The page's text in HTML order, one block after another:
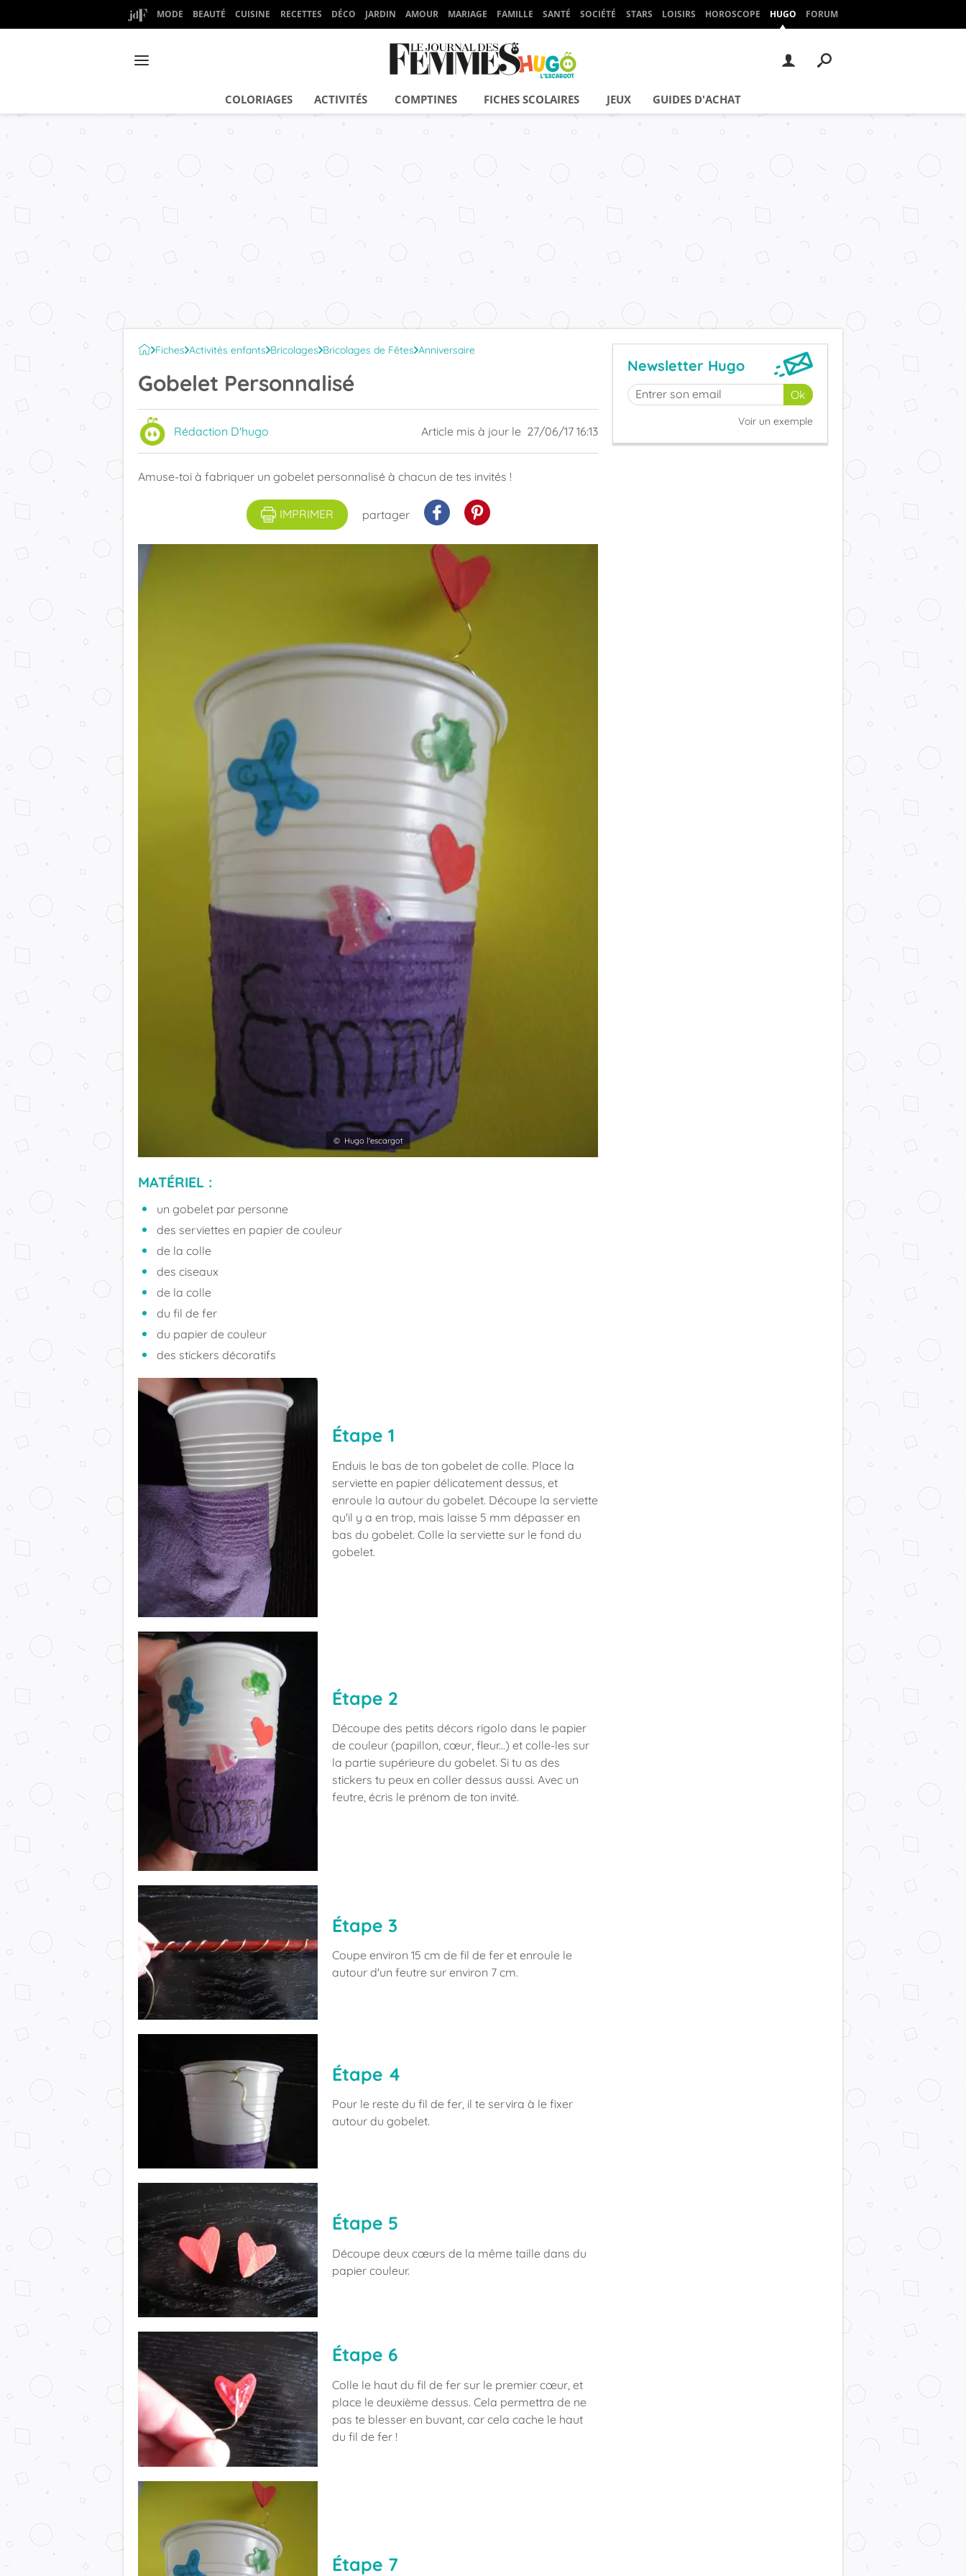
MODE BEAUTÉ CUISINE RECETTES DÉCO JARDIN AMOUR MARIAGE FAMILLE SANTÉ SOCIÉTÉ STARS LOISIRS HOROSCOPE HUGO FORUM
COLORIAGES ACTIVITÉS COMPTINES FICHES SCOLAIRES JEUX GUIDES D'ACHAT
Fiches Activités enfants Bricolages Bricolages de Fêtes Anniversaire
Gobelet Personnalisé
Rédaction D'hugo Article mis à jour le 27/06/17 16:13
Amuse-toi à fabriquer un gobelet personnalisé à chacun de tes invités !
IMPRIMER partager
© Hugo l'escargot
MATÉRIEL :
un gobelet par personne
des serviettes en papier de couleur
de la colle
des ciseaux
de la colle
du fil de fer
du papier de couleur
des stickers décoratifs
Étape 1
Enduis le bas de ton gobelet de colle. Place la
serviette en papier délicatement dessus, et
enroule la autour du gobelet. Découpe la serviette
qu'il y a en trop, mais laisse 5 mm dépasser en
bas du gobelet. Colle la serviette sur le fond du
gobelet.
Étape 2
Découpe des petits décors rigolo dans le papier
de couleur (papillon, cœur, fleur...) et colle-les sur
la partie supérieure du gobelet. Si tu as des
stickers tu peux en coller dessus aussi. Avec un
feutre, écris le prénom de ton invité.
Étape 3
Coupe environ 15 cm de fil de fer et enroule le
autour d'un feutre sur environ 7 cm.
Étape 4
Pour le reste du fil de fer, il te servira à le fixer
autour du gobelet.
Étape 5
Découpe deux cœurs de la même taille dans du
papier couleur.
Étape 6
Colle le haut du fil de fer sur le premier cœur, et
place le deuxième dessus. Cela permettra de ne
pas te blesser en buvant, car cela cache le haut
du fil de fer !
Étape 7
Newsletter Hugo
Voir un exemple